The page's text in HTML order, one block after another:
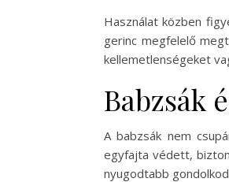
Használat közben
gerinc megfelelő
kellemetlenségeket
Babzsák
A babzsák nem
egyfajta védett,
nyugodtabb